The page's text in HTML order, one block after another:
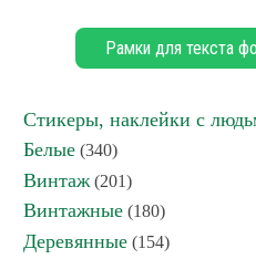
Рамки для текста
Стикеры, наклейки с
Белые (340)
Винтаж (201)
Винтажные (180)
Деревянные (154)